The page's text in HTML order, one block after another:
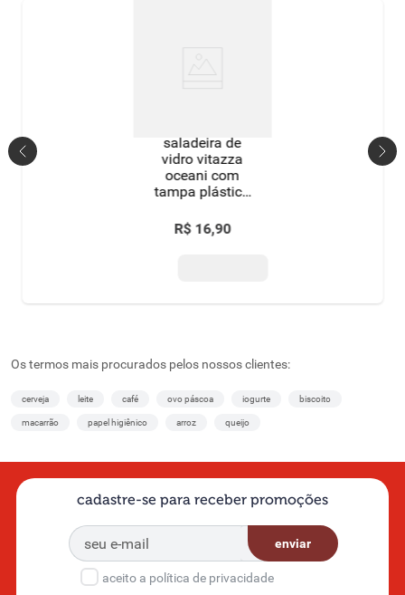
saladeira de
vidro vitazza
oceani com
tampa plástica
R$ 16,90
Os termos mais procurados pelos nossos clientes:
cerveja leite café ovo páscoa iogurte biscoito
macarrão papel higiênico arroz queijo
cadastre-se para receber promoções
enviar
aceito a política de privacidade